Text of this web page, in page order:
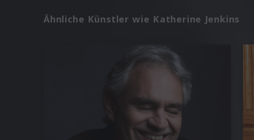
Ähnliche Künstler wie Katherine Jenkins